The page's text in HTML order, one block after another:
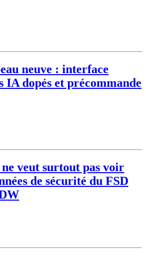
neuve : interface
IA dopés et précommande
veut surtout pas voir
de sécurité du FSD